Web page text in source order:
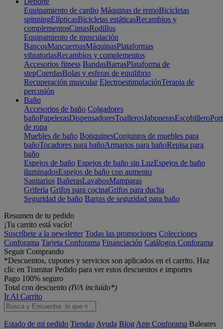
Equipamiento de cardio Máquinas de remoBicicletas
spinningElípticasBicicletas estáticasRecambios y
complementosCintasRodillos
Equipamiento de musculación
BancosMancuernasMáquinasPlataformas
vibratoriasRecambios y complementos
Accesorios fitness BandasBarrasPlataforma de
stepCuerdasBolas y esferas de equilibrio
Recuperación muscular ElectroestimulaciónTerapia de
percusión
Baño
Accesorios de baño Colgadores
bañoPapelerasDispensadoresToallerosJabonerasEscobillero
de ropa
Muebles de baño BotiquinesConjuntos de muebles para
bañoTocadores para bañoArmarios para bañoRepisa para
baño
Espejos de baño Espejos de baño sin LuzEspejos de baño
iluminadosEspejos de baño con aumento
Sanitarios BañerasLavabosMamparas
Grifería Grifos para cocinaGrifos para ducha
Seguridad de baño Barras de seguridad para baño
Resumen de tu pedido
¡Tu carrito está vacío!
Suscríbete a la newsletter Todas las promociones Colecciones
Conforama Tarjeta Conforama Financiación Catálogos Conforama
Seguir Comprando
*Descuentos, cupones y servicios son aplicados en el carrito. Haz
clic en Tramitar Pedido para ver estos descuentos e importes
Pago 100% seguro
Total con descuento (IVA incluido*)
Ir Al Carrito
Estado de mi pedido Tiendas Ayuda Blog App Conforama Baleares